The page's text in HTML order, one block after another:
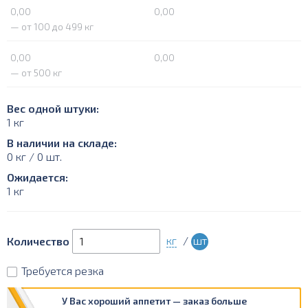
0,00
0,00
— от 100 до 499 кг
0,00
0,00
— от 500 кг
Вес одной штуки:
1 кг
В наличии на складе:
0 кг / 0 шт.
Ожидается:
1 кг
Количество кг / шт
Требуется резка
У Вас хороший аппетит — заказ больше